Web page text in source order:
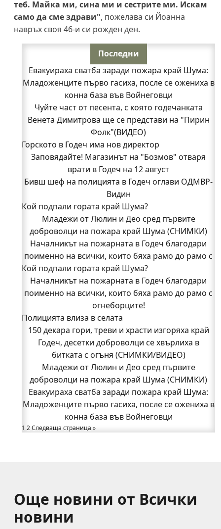
теб. Майка ми, сина ми и сестрите ми. Искам
само да сме здрави", пожелава си Йоанна
навръх своя 46-и си рожден ден.
Последни
Евакуираха сватба заради пожара край Шума:
Младоженците първо гасиха, после се ожениха в
конна база във Войнеговци
Чуйте част от песента, с която годечанката
Венета Димитрова ще се представи на "Пирин
Фолк"(ВИДЕО)
Горското в Годеч има нов директор
Заповядайте! Магазинът на "Бозмов" отваря
врати в Годеч на 12 август
Бивш шеф на полицията в Годеч оглави ОДМВР-
Видин
Кой подпали гората край Шума?
Младежи от Люлин и Део сред първите
доброволци на пожара край Шума (СНИМКИ)
Началникът на пожарната в Годеч благодари
поименно на всички, които бяха рамо до рамо с
огнеборците!
150 декара гори, треви и храсти изгоряха край
Годеч, десетки доброволци се хвърлиха в
битката с огъня (СНИМКИ/ВИДЕО)
Полицията влиза в селата
Възможни са прекъсвания на тока утре в части
от община Годеч
Какво накара Яна и Станимир да изберат Годеч
пред живота в чужбина? (ВИДЕО)
Родов оброк събра поколения под старата круша
в Букоровци, гостите опитаха вкуса на Годеч
(ВИДЕО)
Вижте как Шумският манастир възкръсна за нов
живот пред очите на цяла България
Кой подпали гората край Шума?
Началникът на пожарната в Годеч благодари
поименно на всички, които бяха рамо до рамо с
огнеборците!
Полицията влиза в селата
150 декара гори, треви и храсти изгоряха край
Годеч, десетки доброволци се хвърлиха в
битката с огъня (СНИМКИ/ВИДЕО)
Младежи от Люлин и Део сред първите
доброволци на пожара край Шума (СНИМКИ)
Евакуираха сватба заради пожара край Шума:
Младоженците първо гасиха, после се ожениха в
конна база във Войнеговци
1 2Следваща страница »
Още новини от Всички
новини